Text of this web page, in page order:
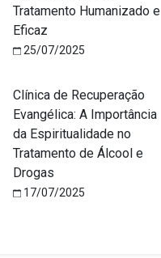
Tratamento Humanizado e
Eficaz
25/07/2025
Clínica de Recuperação
Evangélica: A Importância
da Espiritualidade no
Tratamento de Álcool e
Drogas
17/07/2025